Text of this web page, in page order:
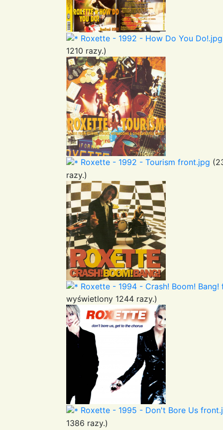
Roxette - 1992 - How Do You Do!.jpg
1210 razy.)
Roxette - 1992 - Tourism front.jpg
razy.)
Roxette - 1994 - Crash! Boom!
wyświetlony 1244 razy.)
Roxette - 1995 - Don't Bore Us
1386 razy.)